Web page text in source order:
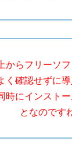
からフリーソ
く確認せずに
時にインスト
となのです